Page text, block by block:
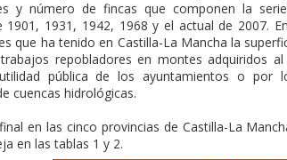
y número de fincas que componen la
1901, 1931, 1942, 1968 y el actual de 2007.
que ha tenido en Castilla-La Mancha la
repobladores en montes adquiridos
pública de los ayuntamientos o por
cuencas hidrológicas.
en las cinco provincias de Castilla-La
en las tablas 1 y 2.